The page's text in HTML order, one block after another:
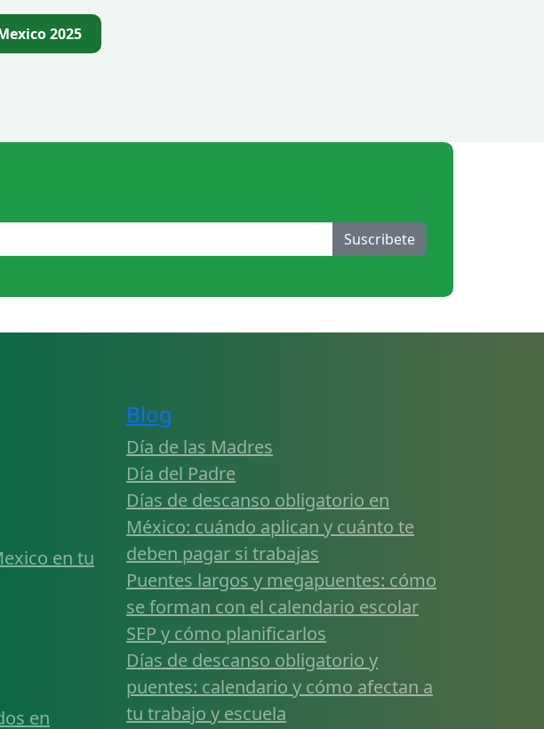
2025
Suscribete
en tu
en
Blog
Día de las Madres
Día del Padre
Días de descanso obligatorio en
México: cuándo aplican y cuánto te
deben pagar si trabajas
Puentes largos y megapuentes: cómo
se forman con el calendario escolar
SEP y cómo planificarlos
Días de descanso obligatorio y
puentes: calendario y cómo afectan a
tu trabajo y escuela